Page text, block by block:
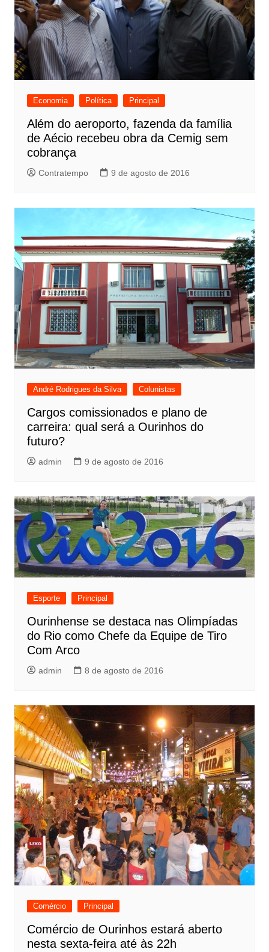
Economia Política Principal
Além do aeroporto, fazenda da família
de Aécio recebeu obra da Cemig sem
cobrança
Contratempo 9 de agosto de 2016
André Rodrigues da Silva Colunistas
Cargos comissionados e plano de
carreira: qual será a Ourinhos do
futuro?
admin 9 de agosto de 2016
Esporte Principal
Ourinhense se destaca nas Olimpíadas
do Rio como Chefe da Equipe de Tiro
Com Arco
admin 8 de agosto de 2016
Comércio Principal
Comércio de Ourinhos estará aberto
nesta sexta-feira até às 22h